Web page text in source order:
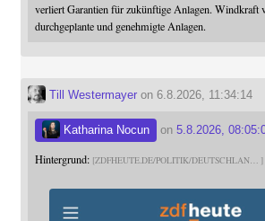
verliert Garantien für zukünftige Anlagen. Windkraft
durchgeplante und genehmigte Anlagen.
Till Westermayeron 6.8.2026, 11:34:14
Katharina Nocun on 5.8.2026,
Hintergrund: ZDFHEUTE.DE/POLITIK/DEUTSCHLAN